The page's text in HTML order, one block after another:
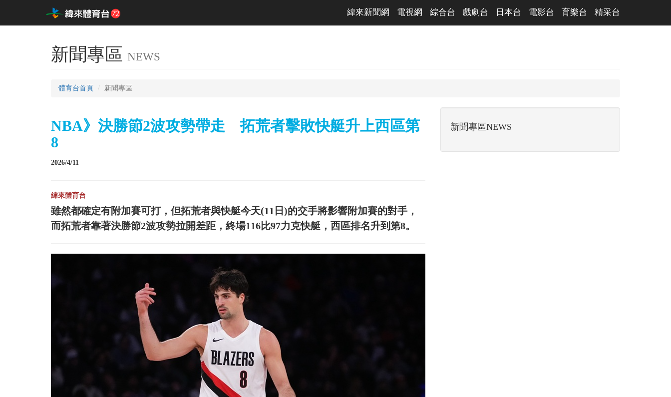
緯來新聞網 電視網 綜合台 戲劇台 日本台 電影台 育樂台 精采台
新聞專區 NEWS
體育台首頁 新聞專區
NBA》決勝節2波攻勢帶走 拓荒者擊敗快艇升上西區第
8
2026/4/11
緯來體育台
雖然都確定有附加賽可打，但拓荒者與快艇今天(11日)的交手將影響附加賽的對手，
而拓荒者靠著決勝節2波攻勢拉開差距，終場116比97力克快艇，西區排名升到第8。
新聞專區NEWS